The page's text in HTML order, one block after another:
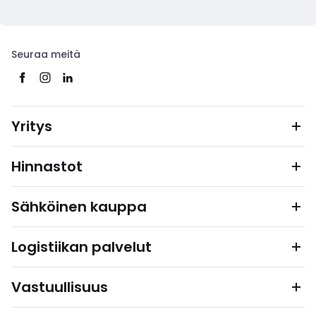
Seuraa meitä
Yritys
Hinnastot
Sähköinen kauppa
Logistiikan palvelut
Vastuullisuus